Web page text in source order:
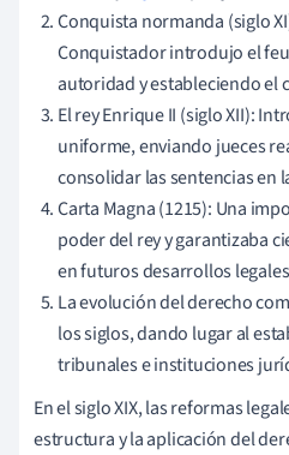
Conquista normanda (siglo
Conquistador introdujo el
autoridad y estableciendo el
El rey Enrique II (siglo XII):
uniforme, enviando jueces
consolidar las sentencias en
Carta Magna (1215): Una
poder del rey y garantizaba
en futuros desarrollos
La evolución del derecho
los siglos, dando lugar al
tribunales e instituciones
En el siglo XIX, las reformas
estructura y la aplicación del